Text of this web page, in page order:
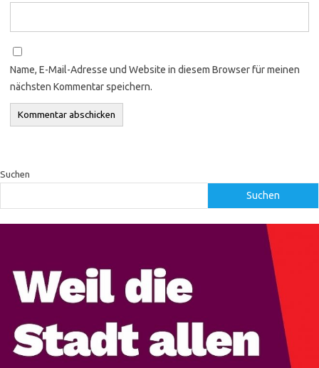
Name, E-Mail-Adresse und Website in diesem Browser für meinen
nächsten Kommentar speichern.
Suchen
Suchen